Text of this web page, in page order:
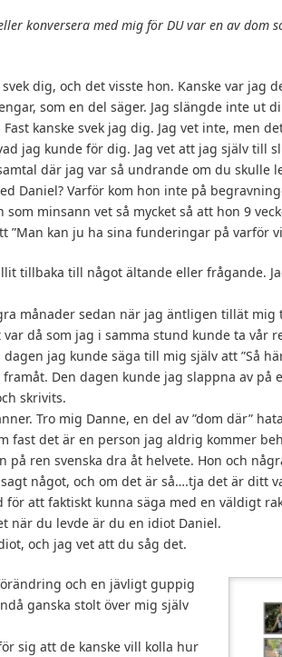
konversera med mig för DU var en av dom
dig, och det visste hon. Kanske var jag
som en del säger. Jag slängde inte ut
kanske svek jag dig. Jag vet inte, men
jag kunde för dig. Jag vet att jag själv till
där jag var så undrande om du skulle
Daniel? Varför kom hon inte på
som minsann vet så mycket så att hon 9
”Man kan ju ha sina funderingar på varför
tillbaka till något ältande eller frågande.
månader sedan när jag äntligen tillät
då som jag i samma stund kunde ta vår
jag kunde säga till mig själv att ”Så
Den dagen kunde jag slappna av på
skrivits.
Tro mig Danne, en del av ”dom där”
fast det är en person jag aldrig kommer
på ren svenska dra åt helvete. Hon och
sagt något, och om det är så….tja det är ditt
för att faktiskt kunna säga med en väldigt
när du levde är du en idiot Daniel.
och jag vet att du såg det.
och en jävligt guppig
ganska stolt över mig själv
sig att de kanske vill kolla hur